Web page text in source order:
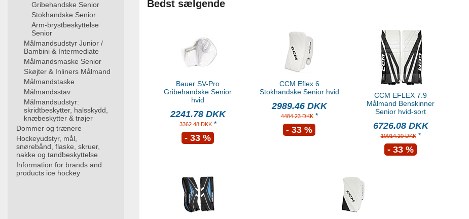
Gribehandske Senior
Stokhandske Senior
Arm-brystbeskyttelse
Senior
Målmandsudstyr Junior /
Bambini & Intermediate
Målmandsmaske Senior
Skøjter & Inliners Målmand
Målmandstaske
Målmandsstav
Målmandsudstyr:
skridtbeskytter, halsskydd,
knæbeskytter & trøjer
Dommer og trænere
Hockeyudstyr, mål,
snørebånd, flaske, skruer,
nakke og tandbeskyttelse
Information for brands and
products ice hockey
Bedst sælgende
Bauer SV-Pro
Gribehandske Senior
hvid
2241.78 DKK
3362.48 DKK*
- 33 %
CCM Eflex 6
Stokhandske Senior hvid
2989.46 DKK
4484.23 DKK*
- 33 %
CCM EFLEX 7.9
Målmand Benskinner
Senior hvid-sort
6726.08 DKK
10014.20 DKK*
- 33 %